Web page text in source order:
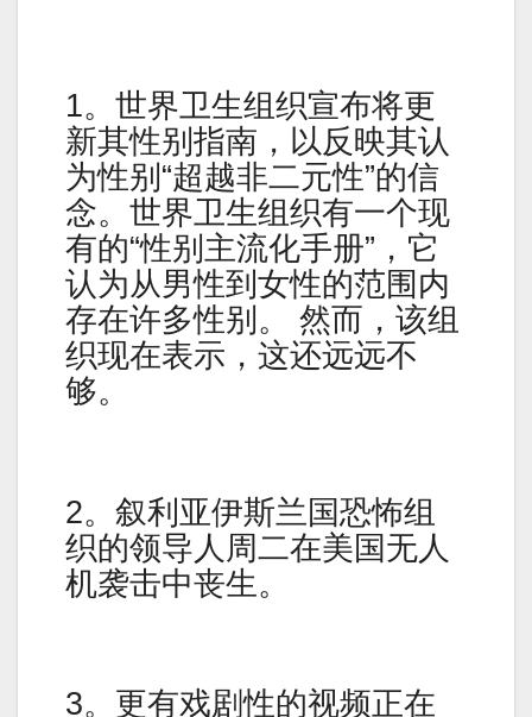
1。世界卫生组织宣布将更
新其性别指南，以反映其认
为性别“超越非二元性”的信
念。世界卫生组织有一个现
有的“性别主流化手册”，它
认为从男性到女性的范围内
存在许多性别。 然而，该组
织现在表示，这还远远不
够。
2。叙利亚伊斯兰国恐怖组
织的领导人周二在美国无人
机袭击中丧生。
3。更有戏剧性的视频正在